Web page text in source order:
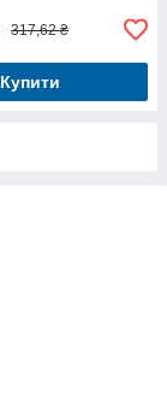
317,62 ₴
Купити